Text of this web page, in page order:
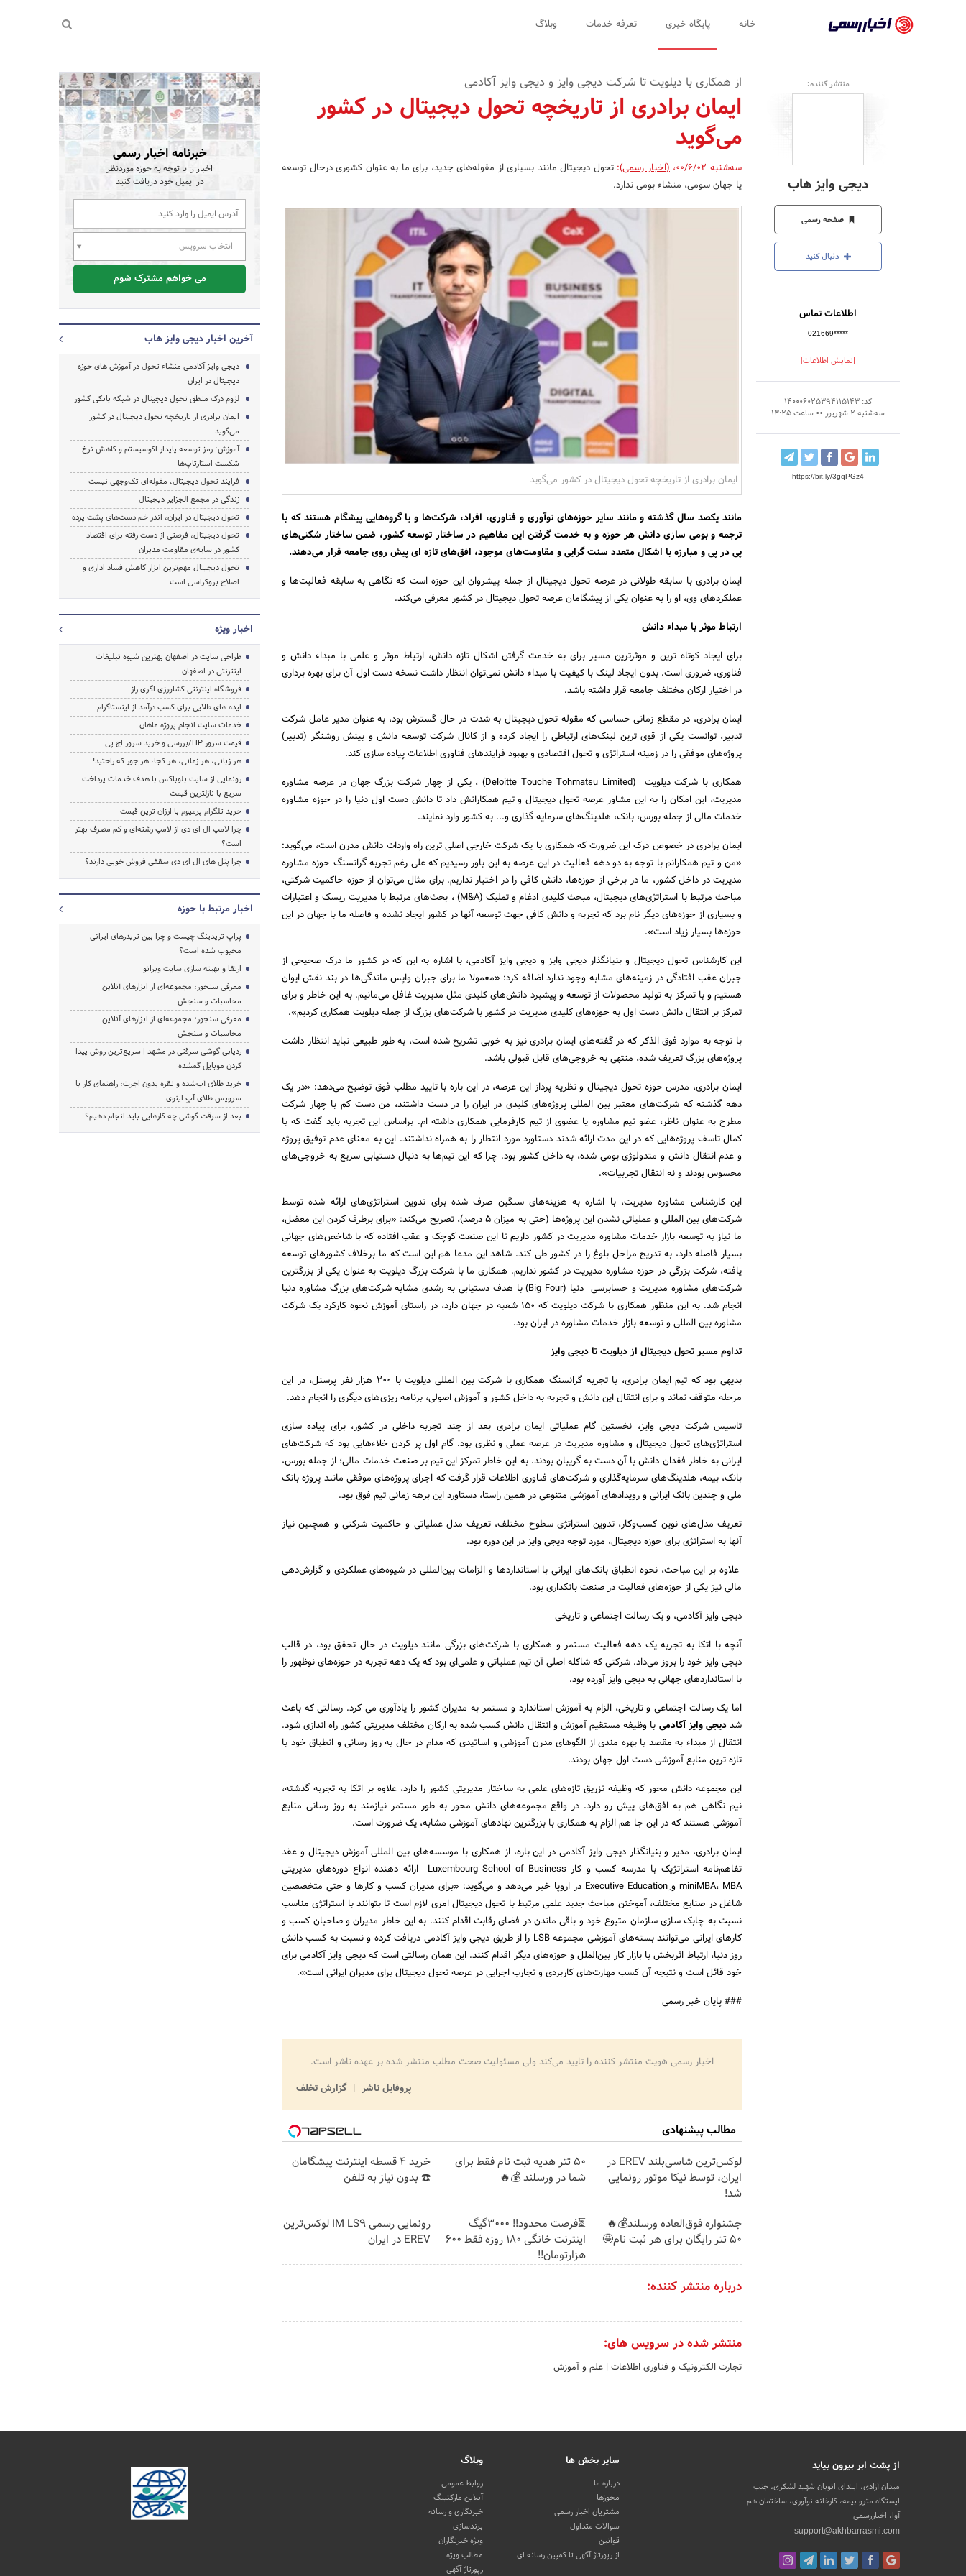
رسمی
-
اخبار
شرکت‌ها،
سازمان‌ها
و
روابط
عمومی‌ها
خانه پایگاه خبری تعرفه خدمات وبلاگ
منتشر کننده:
دیجی وایز هاب
صفحه رسمی
دنبال کنید
اطلاعات تماس
021669*****
[نمایش اطلاعات]
کد: 140006025394115143
سه‌شنبه 2 شهریور 00 ساعت 13:25
https://bit.ly/3gqPGz4
از همکاری با دیلویت تا شرکت دیجی وایز و دیجی وایز آکادمی
ایمان برادری از تاریخچه تحول دیجیتال در کشور
می‌گوید
سه‌شنبه 00/6/02 ،(اخبار رسمی):تحول دیجیتال مانند بسیاری از مقوله‌های جدید، برای ما به عنوان کشوری درحال توسعه
یا جهان سومی، منشاء بومی ندارد.
ایمان برادری از تاریخچه تحول دیجیتال در کشور می‌گوید
مانند یکصد سال گذشته و مانند سایر حوزه‌های نوآوری و فناوری، افراد، شرکت‌ها و یا گروه‌هایی پیشگام هستند که با
ترجمه و بومی سازی دانش هر حوزه و به خدمت گرفتن این مفاهیم در ساختار توسعه کشور، ضمن ساختار شکنی‌های
پی در پی و مبارزه با اشکال متعدد سنت گرایی و مقاومت‌های موجود، افق‌های تازه ای پیش روی جامعه قرار می‌دهند.
ایمان برادری با سابقه طولانی در عرصه تحول دیجیتال از جمله پیشروان این حوزه است که نگاهی به سابقه فعالیت‌ها و
عملکرد‌های وی، او را به عنوان یکی از پیشگامان عرصه تحول دیجیتال در کشور معرفی می‌کند.
ارتباط موثر با مبداء دانش
برای ایجاد کوتاه ترین و موثرترین مسیر برای به خدمت گرفتن اشکال تازه دانش، ارتباط موثر و علمی با مبداء دانش و
فناوری، ضروری است. بدون ایجاد لینک با کیفیت با مبداء دانش نمی‌توان انتظار داشت نسخه دست اول آن برای بهره برداری
در اختیار ارکان مختلف جامعه قرار داشته باشد.
ایمان برادری، در مقطع زمانی حساسی که مقوله تحول دیجیتال به شدت در حال گسترش بود، به عنوان مدیر عامل شرکت
تدبیر، توانست یکی از قوی ترین لینک‌های ارتباطی را ایجاد کرده و از کانال شرکت توسعه دانش و بینش روشنگر (تدبیر)
پروژه‌های موفقی را در زمینه استراتژی و تحول اقتصادی و بهبود فرایندهای فناوری اطلاعات پیاده سازی کند.
همکاری با شرکت دیلویت (Deloitte Touche Tohmatsu Limited) ، یکی از چهار شرکت بزرگ جهان در عرصه مشاوره
مدیریت، این امکان را به این مشاور عرصه تحول دیجیتال و تیم همکارانش داد تا دانش دست اول دنیا را در حوزه مشاوره
خدمات مالی از جمله بورس، بانک، هلدینگ‌های سرمایه گذاری و... به کشور وارد نمایند.
ایمان برادری در خصوص درک این ضرورت که همکاری با یک شرکت خارجی اصلی ترین راه واردات دانش مدرن است، می‌گوید:
«من و تیم همکارانم با توجه به دو دهه فعالیت در این عرصه به این باور رسیدیم که علی رغم تجربه گرانسنگ حوزه مشاوره
مدیریت در داخل کشور، ما در برخی از حوزه‌ها، دانش کافی را در اختیار نداریم. برای مثال می‌توان از حوزه حاکمیت شرکتی،
مباحث مرتبط با استراتژی‌های دیجیتال، مبحث کلیدی ادغام و تملیک (M&A) ، بحث‌های مرتبط با مدیریت ریسک و اعتبارات
و بسیاری از حوزه‌های دیگر نام برد که تجربه و دانش کافی جهت توسعه آنها در کشور ایجاد نشده و فاصله ما با جهان در این
حوزه‌ها بسیار زیاد است».
این کارشناس تحول دیجیتال و بنیانگذار دیجی وایز و دیجی وایز آکادمی، با اشاره به این که در کشور ما درک صحیحی از
جبران عقب افتادگی در زمینه‌های مشابه وجود ندارد اضافه کرد: «معمولا ما برای جبران واپس ماندگی‌ها در بند نقش ایوان
هستیم و با تمرکز به تولید محصولات از توسعه و پیشبرد دانش‌های کلیدی مثل مدیریت غافل می‌مانیم. به این خاطر و برای
تمرکز بر انتقال دانش دست اول به حوزه‌های کلیدی مدیریت در کشور با شرکت‌های بزرگ از جمله دیلویت همکاری کردیم».
با توجه به موارد فوق الذکر که در گفته‌های ایمان برادری نیز به خوبی تشریح شده است، به طور طبیعی نباید انتظار داشت
پروژه‌های بزرگ تعریف شده، منتهی به خروجی‌های قابل قبولی باشد.
ایمان برادری، مدرس حوزه تحول دیجیتال و نظریه پرداز این عرصه، در این باره با تایید مطلب فوق توضیح می‌دهد: «در یک
دهه گذشته که شرکت‌های معتبر بین المللی پروژه‌های کلیدی در ایران را در دست داشتند، من دست کم با چهار شرکت
مطرح به عنوان ناظر، عضو تیم مشاوره یا عضوی از تیم کارفرمایی همکاری داشته ام. براساس این تجربه باید گفت که با
کمال تاسف پروژه‌هایی که در این مدت ارائه شدند دستاورد مورد انتظار را به همراه نداشتند. این به معنای عدم توفیق پروژه
و عدم انتقال دانش و متدولوژی بومی شده، به داخل کشور بود. چرا که این تیم‌ها به دنبال دستیابی سریع به خروجی‌های
محسوس بودند و نه انتقال تجربیات».
این کارشناس مشاوره مدیریت، با اشاره به هزینه‌های سنگین صرف شده برای تدوین استراتژی‌های ارائه شده توسط
شرکت‌های بین المللی و عملیاتی نشدن این پروژه‌ها (حتی به میزان 5 درصد)، تصریح می‌کند: «برای برطرف کردن این معضل،
ما نیاز به توسعه بازار خدمات مشاوره مدیریت در کشور داریم تا این صنعت کوچک و عقب افتاده که با شاخص‌های جهانی
بسیار فاصله دارد، به تدریج مراحل بلوغ را در کشور طی کند. شاهد این مدعا هم این است که ما برخلاف کشور‌های توسعه
یافته، شرکت بزرگی در حوزه مشاوره مدیریت در کشور نداریم. همکاری ما با شرکت بزرگ دیلویت به عنوان یکی از بزرگترین
شرکت‌های مشاوره مدیریت و حسابرسی دنیا (Big Four) با هدف دستیابی به رشدی مشابه شرکت‌های بزرگ مشاوره دنیا
انجام شد. به این منظور همکاری با شرکت دیلویت که 150 شعبه در جهان دارد، در راستای آموزش نحوه کارکرد یک شرکت
مشاوره بین المللی و توسعه بازار خدمات مشاوره در ایران بود.
تداوم مسیر تحول دیجیتال از دیلویت تا دیجی وایز
بدیهی بود که تیم ایمان برادری، با تجربه گرانسنگ همکاری با شرکت بین المللی دیلویت با 200 هزار نفر پرسنل، در این
مرحله متوقف نماند و برای انتقال این دانش و تجربه به داخل کشور و آموزش اصولی، برنامه ریزی‌های دیگری را انجام دهد.
تاسیس شرکت دیجی وایز، نخستین گام عملیاتی ایمان برادری بعد از چند تجربه داخلی در کشور، برای پیاده سازی
استراتژی‌های تحول دیجیتال و مشاوره مدیریت در عرصه عملی و نظری بود. گام اول پر کردن خلاء‌هایی بود که شرکت‌های
ایرانی به خاطر فقدان دانش با آن دست به گریبان بودند. به این خاطر تمرکز این تیم بر صنعت خدمات مالی؛ از جمله بورس،
بانک‌، بیمه‌، هلدینگ‌های سرمایه‌گذاری و شرکت‌های فناوری اطلاعات قرار گرفت که اجرای پروژه‌های موفقی مانند پروژه بانک
ملی و چندین بانک ایرانی و رویدادهای آموزشی متنوعی در همین راستا، دستاورد این برهه زمانی تیم فوق بود.
تعریف مدل‌های نوین کسب‌وکار، تدوین استراتژی سطوح مختلف، تعریف مدل عملیاتی و حاکمیت شرکتی و همچنین نیاز
آنها به استراتژی برای حوزه دیجیتال، مورد توجه دیجی وایز در این دوره بود.
علاوه بر این مباحث، نحوه انطباق بانک‌های ایرانی با استانداردها و الزامات بین‌المللی در شیوه‌های عملکردی و گزارش‌دهی
مالی نیز یکی از حوزه‌های فعالیت در صنعت بانکداری بود.
دیجی وایز آکادمی، و یک رسالت اجتماعی و تاریخی
آنچه با اتکا به تجربه یک دهه فعالیت مستمر و همکاری با شرکت‌های بزرگی مانند دیلویت در حال تحقق بود، در قالب
دیجی وایز خود را بروز می‌داد. شرکتی که شاکله اصلی آن تیم عملیاتی و علمی‌ای بود که یک دهه تجربه در حوزه‌های نوظهور را
با استانداردهای جهانی به دیجی وایز آورده بود.
اما یک رسالت اجتماعی و تاریخی، الزام به آموزش استاندارد و مستمر به مدیران کشور را یادآوری می کرد. رسالتی که باعث
شددیجی وایز آکادمی با وظیفه مستقیم آموزش و انتقال دانش کسب شده به ارکان مختلف مدیریتی کشور راه اندازی شود.
انتقال از مبداء به مقصد با بهره مندی از الگوهای مدرن آموزشی و اساتیدی که مدام در حال به روز رسانی و انطباق خود با
تازه ترین منابع آموزشی دست اول جهان بودند.
این مجموعه دانش محور که وظیفه تزریق تازه‌های علمی به ساختار مدیریتی کشور را دارد، علاوه بر اتکا به تجربه گذشته،
نیم نگاهی هم به افق‌های پیش رو دارد. در واقع مجموعه‌های دانش محور به طور مستمر نیازمند به روز رسانی منابع
آموزشی هستند که در این جا هم الزام به همکاری با بزرگترین نهادهای آموزشی مشابه، یک ضرورت است.
ایمان برادری، مدیر و بنیانگذار دیجی وایز آکادمی در این باره، از همکاری با موسسه‌های بین المللی آموزش دیجیتال و عقد
تفاهم‌نامه استراتژیک با مدرسه کسب و کار Luxembourg School of Business ارائه دهنده انواع دوره‌های مدیریتی
miniMBA، MBA و ِExecutive Education در اروپا خبر می‌دهد و می‌گوید: «برای مدیران کسب و کارها و حتی متخصصین
شاغل در صنایع مختلف، آموختن مباحث جدید علمی مرتبط با تحول دیجیتال امری لازم است تا بتوانند با استراتژی مناسب
نسبت به چابک سازی سازمان متبوع خود و باقی ماندن در فضای رقابت اقدام کنند. به این خاطر مدیران و صاحبان کسب و
کارهای ایرانی می‌توانند بسته‌های آموزشی مجموعه LSB را از طریق دیجی وایز آکادمی دریافت کرده و نسبت به کسب دانش
روز دنیا، ارتباط اثربخش با بازار کار بین‌الملل و حوزه‌های دیگر اقدام کنند. این همان رسالتی است که دیجی وایز آکادمی برای
خود قائل است و نتیجه آن کسب مهارت‌های کاربردی و تجارب اجرایی در عرصه تحول دیجیتال برای مدیران ایرانی است».
### پایان خبر رسمی
اخبار رسمی هویت منتشر کننده را تایید می‌کند ولی مسئولیت صحت مطلب منتشر شده بر عهده ناشر است.
پروفایل ناشر
گزارش تخلف
مطالب پیشنهادی
لوکس‌ترین شاسی‌بلند EREV در
ایران، توسط نیکا موتور رونمایی
شد!
50 تتر هدیه ثبت نام فقط برای
شما در ورسلند 💰🔥
خرید 4 قسطه اینترنت پیشگامان
☎️ بدون نیاز به تلفن
جشنواره فوق‌العاده ورسلند💰🔥
50 تتر رایگان برای هر ثبت نام🤩
⏳فرصت محدود!! 3000گیگ
اینترنت خانگی 180 روزه فقط 600
هزارتومان!!
رونمایی رسمی IM LS9 لوکس‌ترین
EREV در ایران
درباره منتشر کننده:
منتشر شده در سرویس های:
تجارت الکترونیک و فناوری اطلاعات | علم و آموزش
خبرنامه اخبار رسمی
اخبار را با توجه به حوزه موردنظر
در ایمیل خود دریافت کنید
انتخاب سرویس
می خواهم مشترک شوم
آخرین اخبار دیجی وایز هاب
دیجی وایز آکادمی منشاء تحول در آموزش های حوزه
دیجیتال در ایران
لزوم درک منطق تحول دیجیتال در شبکه بانکی کشور
ایمان برادری از تاریخچه تحول دیجیتال در کشور
می‌گوید
آموزش؛ رمز توسعه پایدار اکوسیستم و کاهش نرخ
شکست استارتاپ‌ها
فرایند تحول دیجیتال، مقوله‌ای تک‌وجهی نیست
زندگی در مجمع الجزایر دیجیتال
تحول دیجیتال در ایران، اندر خم دست‌های پشت پرده
تحول دیجیتال، فرصتی از دست رفته برای اقتصاد
کشور در سایه‌ی مقاومت مدیران
تحول دیجیتال مهم‌ترین ابزار کاهش فساد اداری و
اصلاح بروکراسی است
اخبار ویژه
طراحی سایت در اصفهان بهترین شیوه تبلیغات
اینترنتی در اصفهان
فروشگاه اینترنتی کشاورزی اگری راز
ایده های طلایی برای کسب درآمد از اینستاگرام
خدمات سایت انجام پروژه ماهان
قیمت سرور HP/بررسی و خرید سرور اچ پی
هر زبانی، هر زمانی، هر کجا، هر جور که راحتید!
رونمایی از سایت بلوباکس با هدف خدمات پرداخت
سریع با نازلترین قیمت
خرید تلگرام پرمیوم با ارزان ترین قیمت
چرا لامپ ال ای دی از لامپ رشته‌ای و کم مصرف بهتر
است؟
چرا پنل های ال ای دی سقفی فروش خوبی دارند؟
اخبار مرتبط با حوزه
پراپ تریدینگ چیست و چرا بین تریدرهای ایرانی
محبوب شده است؟
ارتقا و بهینه سازی سایت وبرانو
معرفی سنجور؛ مجموعه‌ای از ابزارهای آنلاین
محاسبات و سنجش
معرفی سنجور؛ مجموعه‌ای از ابزارهای آنلاین
محاسبات و سنجش
ردیابی گوشی سرقتی در مشهد | سریع‌ترین روش پیدا
کردن موبایل گمشده
خرید طلای آب‌شده و نقره بدون اجرت؛ راهنمای کار با
سرویس طلای آپِ اینوی
بعد از سرقت گوشی چه کارهایی باید انجام دهیم؟
از پشت ابر بیرون بیاید
میدان آزادی، ابتدای اتوبان شهید لشکری، جنب
ایستگاه مترو بیمه، کارخانه نوآوری، ساختمان هم
آوا، اخباررسمی
support@akhbarrasmi.com
سایر بخش ها
درباره ما
مجوزها
مشتریان اخبار رسمی
سوالات متداول
قوانین
از رپورتاژ آگهی تا کمپین رسانه ای
وبلاگ
روابط عمومی
آنلاین مارکتینگ
خبرنگاری و رسانه
برندسازی
ویژه خبرنگاران
مطالب ویژه
رپورتاژ آگهی